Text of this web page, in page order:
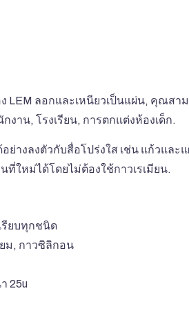
ลอกและเหนียวเป็นแผ่น, คุณสา
าน, โรงเรียน, การตกแต่งห้องเด็ก.
ย่างลงตัวกับสื่อโปร่งใส เช่น แก้วแล
ที่ใหม่ได้โดยไม่ต้องใช้กาวเรเมียน.
รียบทุกชนิด
ยม, กาวซิลิกอน
25u